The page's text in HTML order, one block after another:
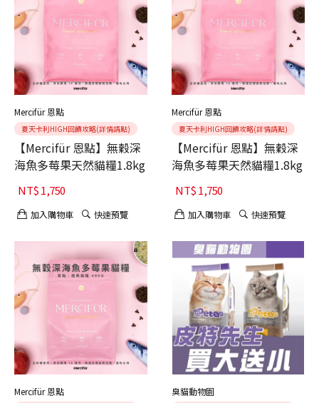
Mercifür 恩點
夏天卡利HIGH回饋攻略(詳情請點)
【Mercifür 恩點】無穀深
海魚多莓果天然貓糧1.8kg
NT$1,750
加入購物車 快速預覽
Mercifür 恩點
夏天卡利HIGH回饋攻略(詳情請點)
【Mercifür 恩點】無穀深
海魚多莓果天然貓糧1.8kg
NT$1,750
加入購物車 快速預覽
Mercifür 恩點 臭貓動物園